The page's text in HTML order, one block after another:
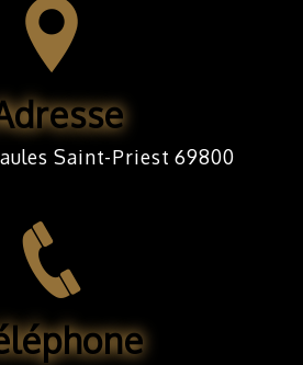
Saint-Priest 69800